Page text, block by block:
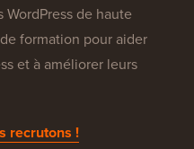
de haute
formation pour aider
et à améliorer leurs
recrutons !